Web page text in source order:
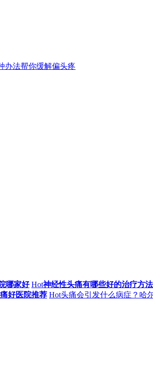
办法帮你缓解偏头疼
哪家好 Hot神经性头痛有哪些好的治疗方
好医院推荐 Hot头痛会引发什么病症？哈